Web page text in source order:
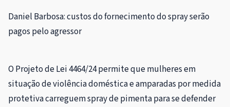
Daniel Barbosa: custos do fornecimento do spray serão
pagos pelo agressor
O Projeto de Lei 4464/24 permite que mulheres em
situação de violência doméstica e amparadas por medida
protetiva carreguem spray de pimenta para se defender